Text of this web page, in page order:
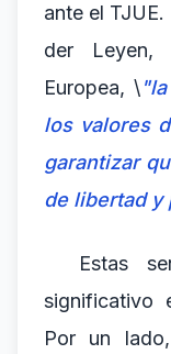
ante el
der Leyen,
Europea, \"la
los valores
garantizar
de libertad y
Estas
significativo
Por un